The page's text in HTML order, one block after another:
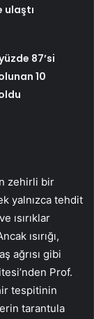
ulaştı
87’si
10
zehirli bir
yalnızca tehdit
ısırıklar
ısırığı,
ağrısı gibi
Prof.
tespitinin
tarantula